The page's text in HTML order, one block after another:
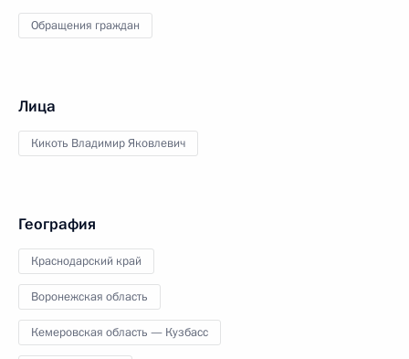
Обращения граждан
Лица
Кикоть Владимир Яковлевич
География
Краснодарский край
Воронежская область
Кемеровская область — Кузбасс